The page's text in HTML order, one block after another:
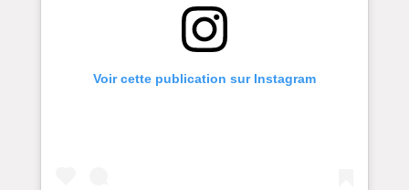
Voir cette publication sur Instagram